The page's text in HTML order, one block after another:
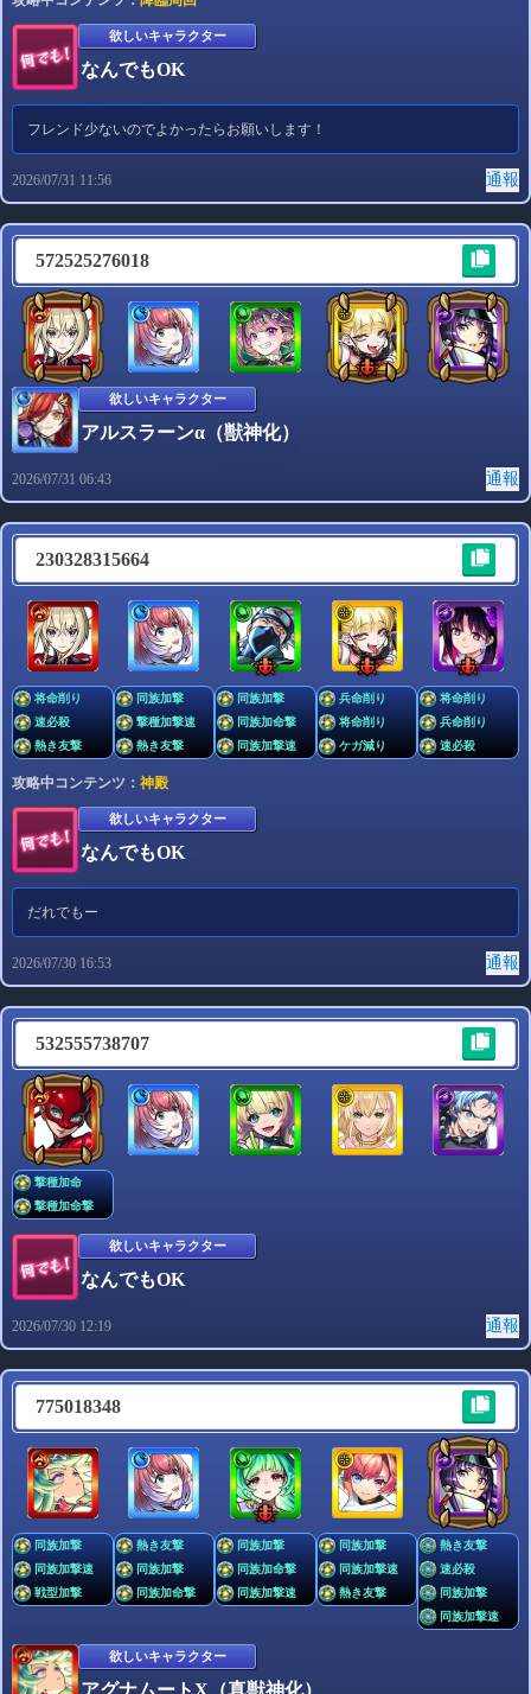
欲しいキャラクター
なんでもOK
フレンド少ないのでよかったらお願いします！
2026/07/31 11:56 通報
572525276018
欲しいキャラクター
アルスラーンα（獣神化）
2026/07/31 06:43 通報
230328315664
将命削り
速必殺
熱き友撃
同族加撃
撃種加撃速
熱き友撃
同族加撃
同族加命撃
同族加撃速
兵命削り
将命削り
ケガ減り
将命削り
兵命削り
速必殺
攻略中コンテンツ： 神殿
欲しいキャラクター
なんでもOK
だれでもー
2026/07/30 16:53 通報
532555738707
撃種加命
撃種加命撃
欲しいキャラクター
なんでもOK
2026/07/30 12:19 通報
775018348
同族加撃
同族加撃速
戦型加撃
熱き友撃
同族加撃
同族加命撃
同族加撃
同族加命撃
同族加撃速
同族加撃
同族加撃速
熱き友撃
熱き友撃
速必殺
同族加撃
同族加撃速
欲しいキャラクター
アグナムートX（真獣神化）